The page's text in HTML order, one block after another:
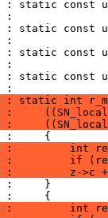
static const
:
static const
:
static const
:
static const
:
: static int
:
:
:     {
:         int
:         if
:         z->c
:     }
:     {
:         int